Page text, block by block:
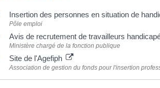
Insertion des personnes en situation de
Pôle emploi
Avis de recrutement de travailleurs
Ministère chargé de la fonction publique
Site de l'Agefiph
Association de gestion du fonds pour l'insertion